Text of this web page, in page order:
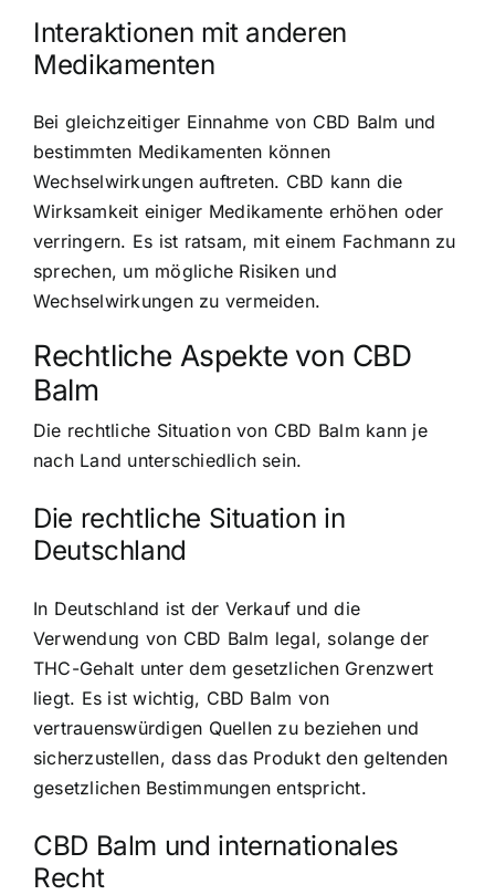
Interaktionen mit anderen
Medikamenten
Bei gleichzeitiger Einnahme von CBD Balm und
bestimmten Medikamenten können
Wechselwirkungen auftreten. CBD kann die
Wirksamkeit einiger Medikamente erhöhen oder
verringern. Es ist ratsam, mit einem Fachmann zu
sprechen, um mögliche Risiken und
Wechselwirkungen zu vermeiden.
Rechtliche Aspekte von CBD
Balm
Die rechtliche Situation von CBD Balm kann je
nach Land unterschiedlich sein.
Die rechtliche Situation in
Deutschland
In Deutschland ist der Verkauf und die
Verwendung von CBD Balm legal, solange der
THC-Gehalt unter dem gesetzlichen Grenzwert
liegt. Es ist wichtig, CBD Balm von
vertrauenswürdigen Quellen zu beziehen und
sicherzustellen, dass das Produkt den geltenden
gesetzlichen Bestimmungen entspricht.
CBD Balm und internationales
Recht